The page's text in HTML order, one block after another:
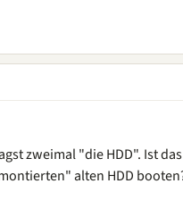
zweimal "die HDD". Ist
alten HDD